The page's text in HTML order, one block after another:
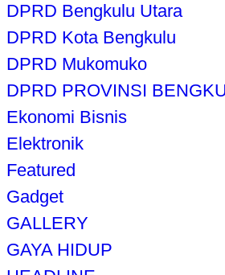
DPRD Bengkulu Utara
DPRD Kota Bengkulu
DPRD Mukomuko
DPRD PROVINSI
Ekonomi Bisnis
Elektronik
Featured
Gadget
GALLERY
GAYA HIDUP